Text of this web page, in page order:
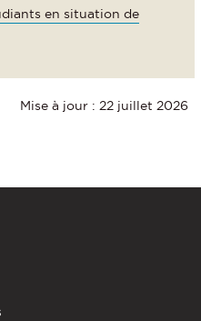
en situation de
Mise à jour : 22 juillet 2026